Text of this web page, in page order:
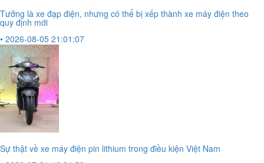
Tưởng là xe đạp điện, nhưng có thể bị xếp thành xe máy điện theo
quy định mới
• 2026-08-05 21:01:07
Sự thật về xe máy điện pin lithium trong điều kiện Việt Nam